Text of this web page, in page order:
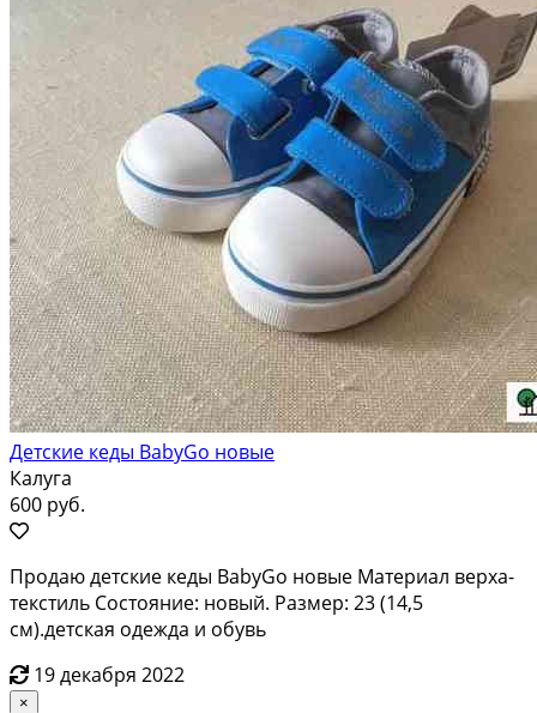
Детские кеды BabyGo новые
Калуга
600 руб.
Продаю детские кеды BabyGo новые Материал верха-
текстиль Состояние: новый. Размер: 23 (14,5
см).детская одежда и обувь
19 декабря 2022
×